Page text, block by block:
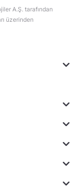
A.Ş. tarafından
üzerinden